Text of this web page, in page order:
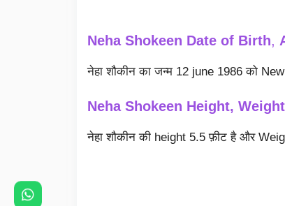
Neha Shokeen Date of Birth,
नेहा शौकीन का जन्म 12 june 1986 को
Neha Shokeen Height, Weight
नेहा शौकीन की height 5.5 फ़ीट है और